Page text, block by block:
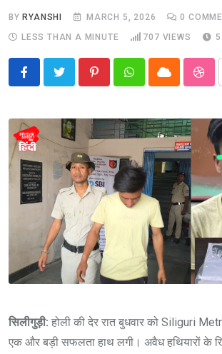
BY RYANSHI MARCH 5, 2026 0
LESS THAN A MINUTE
707 VIEWS
PinterestWhatsappCloud
सिलीगुड़ी: होली की देर रात बुधवार को Siliguri
एक और बड़ी सफलता हाथ लगी। अवैध हथियारों के